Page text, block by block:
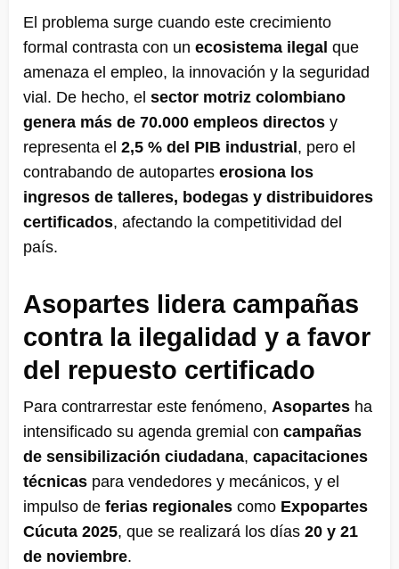
El problema surge cuando este crecimiento
formal contrasta con un ecosistema ilegal que
amenaza el empleo, la innovación y la seguridad
vial. De hecho, el sector motriz colombiano
genera más de 70.000 empleos directos y
representa el 2,5 % del PIB industrial , pero el
contrabando de autopartes erosiona los
ingresos de talleres, bodegas y distribuidores
certificados, afectando la competitividad del
país.
Asopartes lidera campañas
contra la ilegalidad y a favor
del repuesto certificado
Para contrarrestar este fenómeno, Asopartes ha
intensificado su agenda gremial con campañas
de sensibilización ciudadana, capacitaciones
técnicas para vendedores y mecánicos, y el
impulso de ferias regionales como Expopartes
Cúcuta 2025, que se realizará los días 20 y 21
de noviembre.